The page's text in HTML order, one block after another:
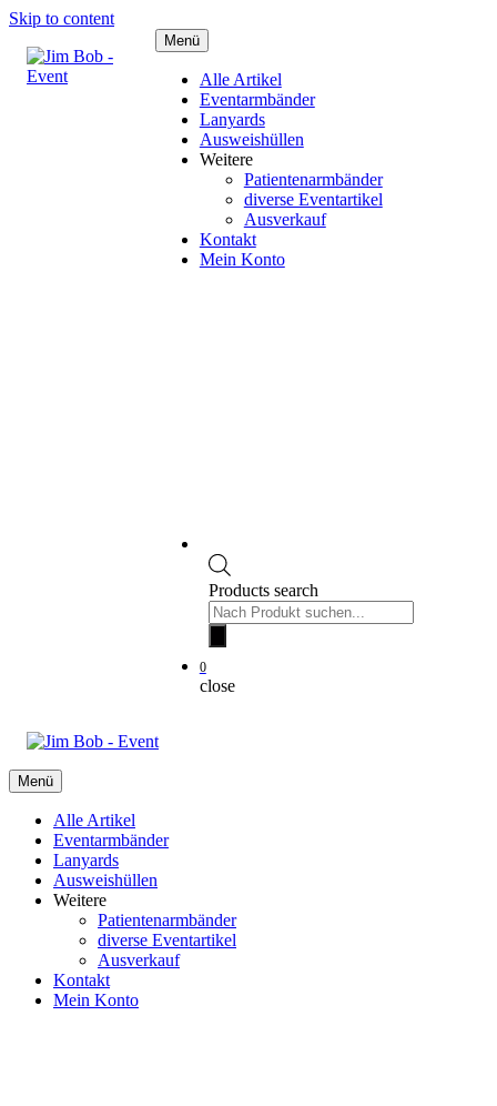
Skip to content
Menü
Alle Artikel
Eventarmbänder
Lanyards
Ausweishüllen
Weitere
Patientenarmbänder
diverse Eventartikel
Ausverkauf
Kontakt
Mein Konto
Products search
0
close
Menü
Alle Artikel
Eventarmbänder
Lanyards
Ausweishüllen
Weitere
Patientenarmbänder
diverse Eventartikel
Ausverkauf
Kontakt
Mein Konto